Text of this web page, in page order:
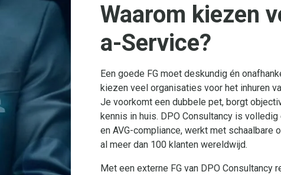
Waarom kiezen
a-Service?
Een goede FG moet deskundig én
kiezen veel organisaties voor het inhuren
Je voorkomt een dubbele pet, borgt
kennis in huis. DPO Consultancy is
en AVG-compliance, werkt met schaalbare
al meer dan 100 klanten wereldwijd.
Met een externe FG van DPO Consultancy